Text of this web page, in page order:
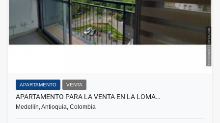
APARTAMENTO VENTA
APARTAMENTO PARA LA VENTA EN LA LOMA…
Medellín, Antioquia, Colombia